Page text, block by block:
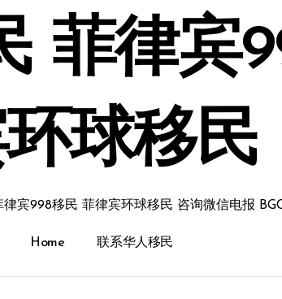
菲律宾
球移民
宾998移民 菲律宾环球移民 咨询微信电报
Home 联系华人移民